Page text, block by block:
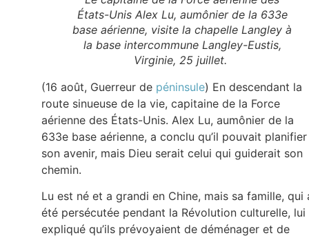
États-Unis Alex Lu, aumônier de la 633e
base aérienne, visite la chapelle Langley à
la base intercommune Langley-Eustis,
Virginie, 25 juillet.
(16 août, Guerreur de péninsule) En descendant la
route sinueuse de la vie, capitaine de la Force
aérienne des États-Unis. Alex Lu, aumônier de la
633e base aérienne, a conclu qu’il pouvait planifier
son avenir, mais Dieu serait celui qui guiderait son
chemin.
Lu est né et a grandi en Chine, mais sa famille, qui
été persécutée pendant la Révolution culturelle, lui
expliqué qu’ils prévoyaient de déménager et de